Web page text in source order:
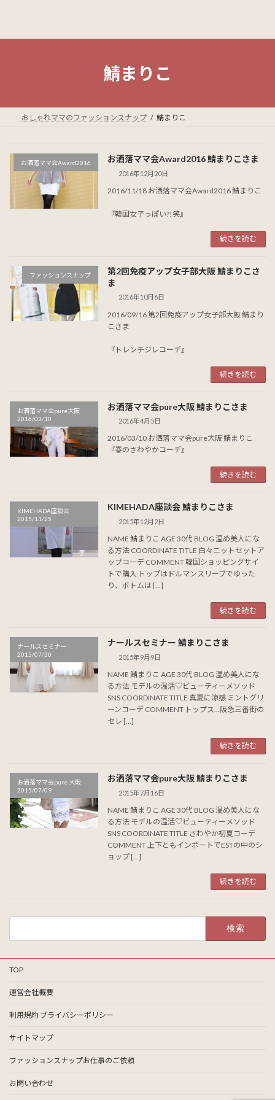
鯖まりこ
おしゃれママのファッションスナップ 鯖まりこ
お洒落ママ会Award2016 お洒落ママ会Award2016 鯖まりこさま
2016年12月20日
2016/11/18 お洒落ママ会Award2016 鯖まりこ
『韓国女子っぽい?!笑』
続きを読む
ファッションスナップ
第2回免疫アップ女子部大阪 鯖まりこさ
ま
2016年10月6日
2016/09/16 第2回免疫アップ女子部大阪 鯖まり
こさま
『トレンチジレコーデ』
続きを読む
お洒落ママ会pure大阪
2016/03/10
お洒落ママ会pure大阪 鯖まりこさま
2016年4月5日
2016/03/10 お洒落ママ会pure大阪 鯖まりこ
『春のさわやかコーデ』
続きを読む
KIMEHADA座談会
2015/11/25
KIMEHADA座談会 鯖まりこさま
2015年12月2日
NAME 鯖まりこ AGE 30代 BLOG 温め美人にな
る方法 COORDINATE TITLE 白々ニットセットア
ップコーデ COMMENT 韓国ショッピングサイ
トで購入 トップはドルマンスリーブでゆった
り、ボトムは […]
続きを読む
ナールスセミナー
2015/07/30
ナールスセミナー 鯖まりこさま
2015年9月9日
NAME 鯖まりこ AGE 30代 BLOG 温め美人にな
る方法 モデルの温活♡ビューティーメソッド
SNS COORDINATE TITLE 真夏に涼感 ミントグリ
ーンコーデ COMMENT トップス…阪急三番街の
セレ […]
続きを読む
お洒落ママ会pure 大阪
2015/07/09
お洒落ママ会pure大阪 鯖まりこさま
2015年7月16日
NAME 鯖まりこ AGE 30代 BLOG 温め美人にな
る方法 モデルの温活♡ビューティーメソッド
SNS COORDINATE TITLE さわやか初夏コーデ
COMMENT 上下ともインポートでESTの中のシ
ョップ […]
続きを読む
TOP
運営会社概要
利用規約 プライバシーポリシー
サイトマップ
ファッションスナップお仕事のご依頼
お問い合わせ